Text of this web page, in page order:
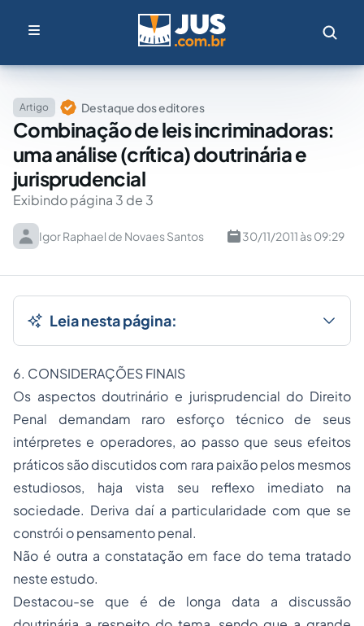
Artigo Destaque dos editores
Combinação de leis incriminadoras:
uma análise (crítica) doutrinária e
jurisprudencial
Exibindo página 3 de 3
Igor Raphael de Novaes Santos 30/11/2011 às 09:29
Leia nesta página:
6. CONSIDERAÇÕES FINAIS
Os aspectos doutrinário e jurisprudencial do Direito
Penal demandam raro esforço técnico de seus
intérpretes e operadores, ao passo que seus efeitos
práticos são discutidos com rara paixão pelos mesmos
estudiosos, haja vista seu reflexo imediato na
sociedade. Deriva daí a particularidade com que se
constrói o pensamento penal.
Não é outra a constatação em face do tema tratado
neste estudo.
Destacou-se que é de longa data a discussão